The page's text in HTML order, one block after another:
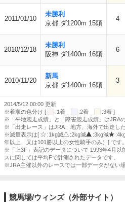
2011/01/10
未勝利
京都 ダ1200m 15頭
4
2010/12/18
未勝利
阪神 ダ1400m 16頭
6
2010/11/20
新馬
京都 ダ1400m 16頭
3
2014/5/12 00:00 更新
※着順の色分け [
:1着 :2着
:3着 ]
※「平地競走成績」と「障害競走成績」はJRA
※「出走レース」はJRA、地方、海外で出走し
※減量表示は[
:1kg減 :2kg減 :3kg減
年以上、又は101勝以上の女性騎手のみ）] です。
※「上3F」表記のデータについて 1993年4月以
スに関しては平均Fで計測されたデータです。
※JRA主催以外のレースでは一部データがない場
競馬場/ウィンズ（外部サイト）